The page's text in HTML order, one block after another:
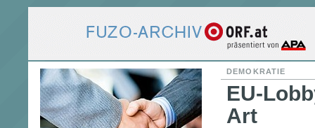
EU-
Art
DEMOKRATIE